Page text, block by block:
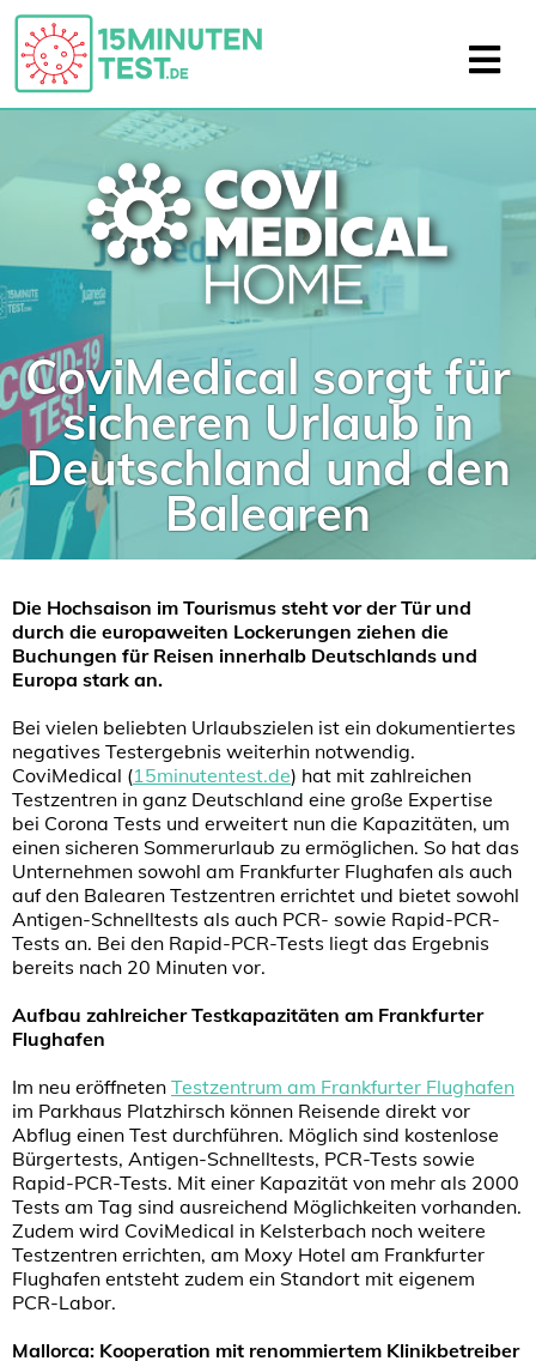
CoviMedical sorgt für
sicheren Urlaub in
Deutschland und den
Balearen
Die Hochsaison im Tourismus steht vor der Tür und
durch die europaweiten Lockerungen ziehen die
Buchungen für Reisen innerhalb Deutschlands und
Europa stark an.
Bei vielen beliebten Urlaubszielen ist ein dokumentiertes
negatives Testergebnis weiterhin notwendig.
CoviMedical (15minutentest.de) hat mit zahlreichen
Testzentren in ganz Deutschland eine große Expertise
bei Corona Tests und erweitert nun die Kapazitäten, um
einen sicheren Sommerurlaub zu ermöglichen. So hat das
Unternehmen sowohl am Frankfurter Flughafen als auch
auf den Balearen Testzentren errichtet und bietet sowohl
Antigen-Schnelltests als auch PCR- sowie Rapid-PCR-
Tests an. Bei den Rapid-PCR-Tests liegt das Ergebnis
bereits nach 20 Minuten vor.
Aufbau zahlreicher Testkapazitäten am Frankfurter
Flughafen
Im neu eröffneten Testzentrum am Frankfurter Flughafen
im Parkhaus Platzhirsch können Reisende direkt vor
Abflug einen Test durchführen. Möglich sind kostenlose
Bürgertests, Antigen-Schnelltests, PCR-Tests sowie
Rapid-PCR-Tests. Mit einer Kapazität von mehr als 2000
Tests am Tag sind ausreichend Möglichkeiten vorhanden.
Zudem wird CoviMedical in Kelsterbach noch weitere
Testzentren errichten, am Moxy Hotel am Frankfurter
Flughafen entsteht zudem ein Standort mit eigenem
PCR-Labor.
Mallorca: Kooperation mit renommiertem Klinikbetreiber